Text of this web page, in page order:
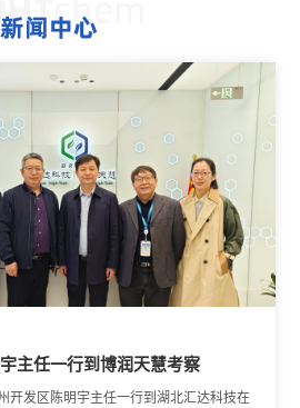
主任一行到博润天慧考察
开发区陈明宇主任一行到湖北汇达科技在